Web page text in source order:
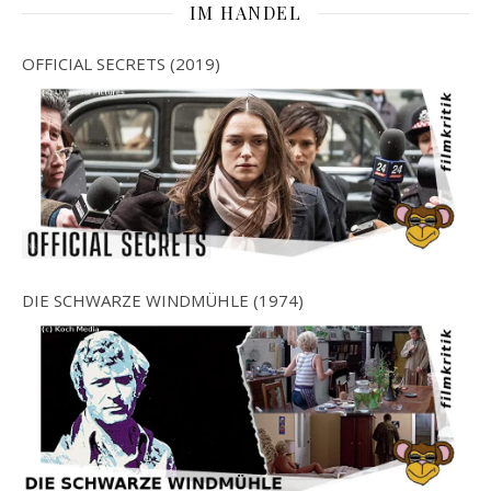
IM HANDEL
OFFICIAL SECRETS (2019)
DIE SCHWARZE WINDMÜHLE (1974)